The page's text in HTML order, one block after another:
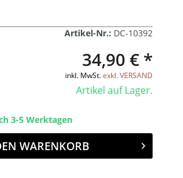
Artikel-Nr.: DC-10392
34,90 € *
inkl. MwSt.exkl. VERSAND
Artikel auf Lager.
3-5 Werktagen
WARENKORB